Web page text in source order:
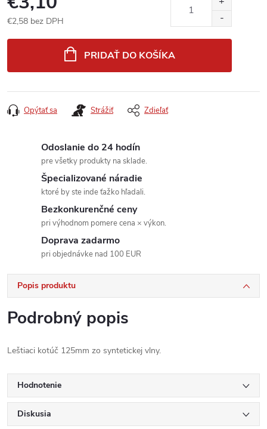
€2,58 bez DPH
PRIDAŤ DO KOŠÍKA
Opýtať sa Strážiť Zdieľať
Odoslanie do 24 hodín
pre všetky produkty na sklade.
Špecializované náradie
ktoré by ste inde ťažko hľadali.
Bezkonkurenčné ceny
pri výhodnom pomere cena × výkon.
Doprava zadarmo
pri objednávke nad 100 EUR
Popis produktu
Podrobný popis
Leštiaci kotúč 125mm zo syntetickej vlny.
Hodnotenie
Diskusia